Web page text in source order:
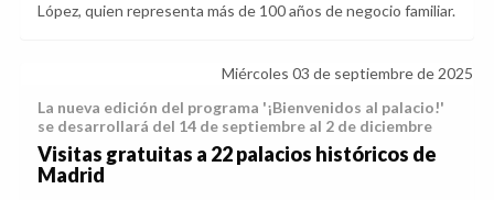
López, quien representa más de 100 años de negocio familiar.
Miércoles 03 de septiembre de 2025
La nueva edición del programa '¡Bienvenidos al palacio!'
se desarrollará del 14 de septiembre al 2 de diciembre
Visitas gratuitas a 22 palacios históricos de
Madrid